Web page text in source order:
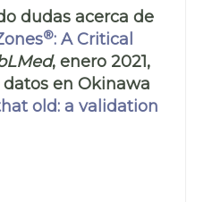
dudas acerca de
®: A Critical
, enero 2021,
en Okinawa
old: a validation